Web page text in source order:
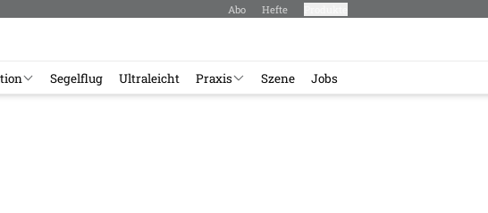
Abo Hefte
Segelflug Ultraleicht Praxis Szene Jobs